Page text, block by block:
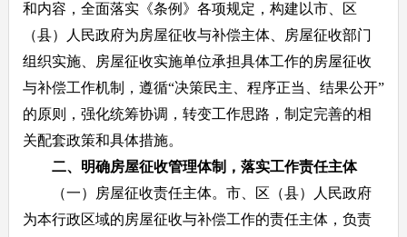
和内容，全面落实《条例》各项规定，构建以市、区
（县）人民政府为房屋征收与补偿主体、房屋征收部门
组织实施、房屋征收实施单位承担具体工作的房屋征收
与补偿工作机制，遵循“决策民主、程序正当、结果公开”
的原则，强化统筹协调，转变工作思路，制定完善的相
关配套政策和具体措施。
二、明确房屋征收管理体制，落实工作责任主体
（一）房屋征收责任主体。市、区（县）人民政府
为本行政区域的房屋征收与补偿工作的责任主体，负责